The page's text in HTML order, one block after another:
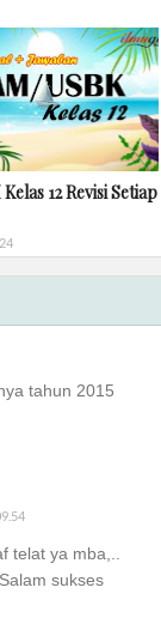
12 Revisi Setiap
tahun 2015
telat ya mba,..
sukses